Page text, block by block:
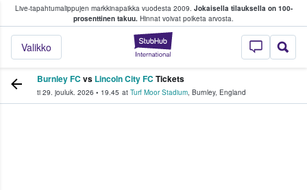
Live-tapahtumalippujen markkinapaikka vuodesta 2009. Jokaisella tilauksella on 100-
prosenttinen takuu. Hinnat voivat poiketa arvosta.
StubHub -
Valikko
fanit ostavat ja myyvät lippuja
Burnley FC vs Lincoln City FC Tickets
ti 29. jouluk. 2026 • 19.45 at Turf Moor Stadium, Burnley, England